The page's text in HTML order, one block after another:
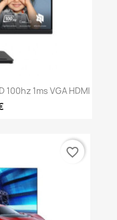
100hz 1ms VGA HDMI
favorite_border